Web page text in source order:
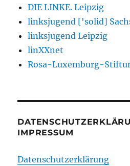
DIE LINKE. Leipzig
linksjugend ['solid]
linksjugend Leipzig
linXXnet
Rosa-Luxemburg-
IMPRESSUM
Datenschutzerklärung